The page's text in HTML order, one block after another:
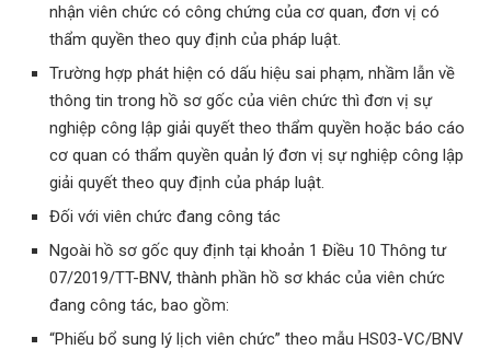
nhận viên chức có công chứng của cơ quan, đơn vị có
thẩm quyền theo quy định của pháp luật.
Trường hợp phát hiện có dấu hiệu sai phạm, nhầm lẫn về
thông tin trong hồ sơ gốc của viên chức thì đơn vị sự
nghiệp công lập giải quyết theo thẩm quyền hoặc báo cáo
cơ quan có thẩm quyền quản lý đơn vị sự nghiệp công lập
giải quyết theo quy định của pháp luật.
Đối với viên chức đang công tác
Ngoài hồ sơ gốc quy định tại khoản 1 Điều 10 Thông tư
07/2019/TT-BNV, thành phần hồ sơ khác của viên chức
đang công tác, bao gồm:
“Phiếu bổ sung lý lịch viên chức” theo mẫu HS03-VC/BNV